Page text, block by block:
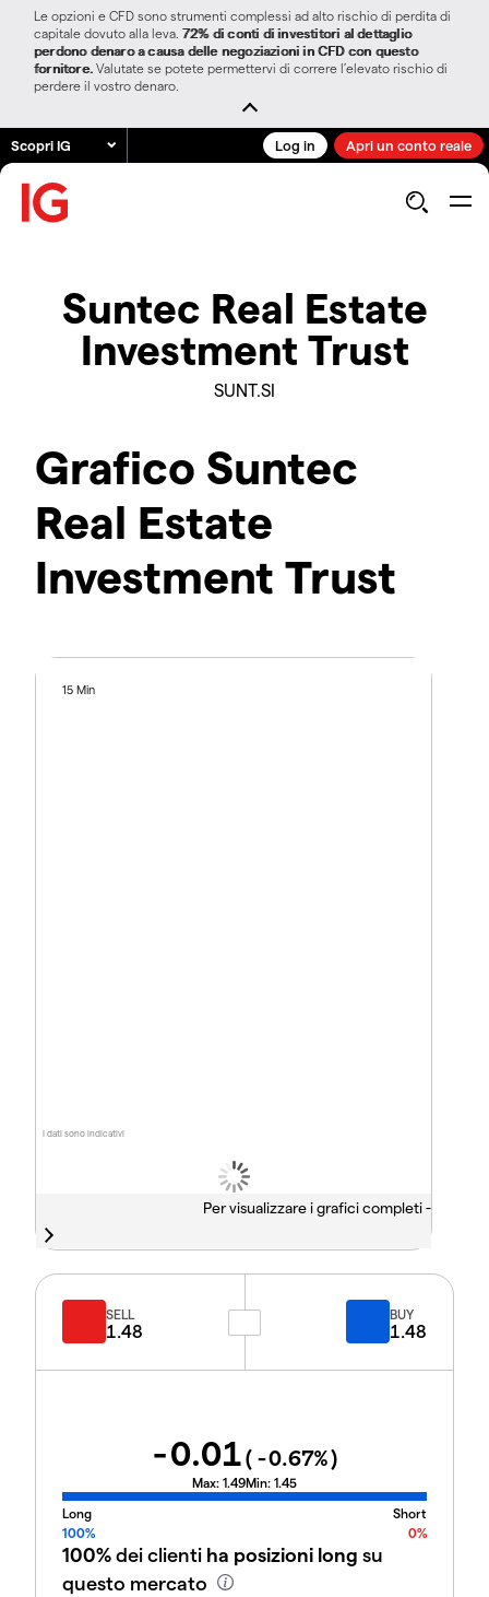
Le opzioni e CFD sono strumenti complessi ad alto rischio di perdita di
capitale dovuto alla leva. 72% di conti di investitori al dettaglio
perdono denaro a causa delle negoziazioni in CFD con questo
fornitore. Valutate se potete permettervi di correre l’elevato rischio di
perdere il vostro denaro.
Scopri IG Log in Apri un conto reale
Suntec Real Estate
Investment Trust
SUNT.SI
Grafico Suntec
Real Estate
Investment Trust
I dati sono indicativi
15 Min
Per visualizzare i grafici completi -
SELL
1.48
BUY
1.48
-0.01( -0.67%)
Max: 1.49Min: 1.45
Long
Short
100%
0%
100%dei clienti ha posizioni long su
questo mercato